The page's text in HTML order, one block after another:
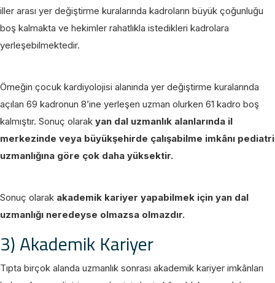
iller arası yer değiştirme kuralarında kadroların büyük çoğunluğu
boş kalmakta ve hekimler rahatlıkla istedikleri kadrolara
yerleşebilmektedir.
Örneğin çocuk kardiyolojisi alanında yer değiştirme kuralarında
açılan 69 kadronun 8’ine yerleşen uzman olurken 61 kadro boş
kalmıştır. Sonuç olarak yan dal uzmanlık alanlarında il
merkezinde veya büyükşehirde çalışabilme imkânı pediatri
uzmanlığına göre çok daha yüksektir.
Sonuç olarak akademik kariyer yapabilmek için yan dal
uzmanlığı neredeyse olmazsa olmazdır.
3) Akademik Kariyer
Tıpta birçok alanda uzmanlık sonrası akademik kariyer imkânları